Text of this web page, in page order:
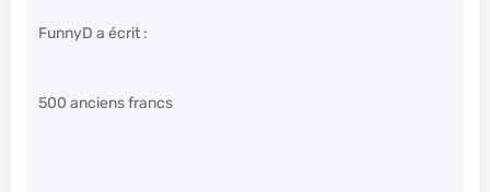
FunnyD a écrit :
500 anciens francs